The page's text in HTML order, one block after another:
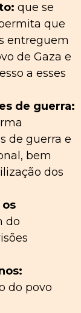
que se
que
entreguem
de Gaza e
a esses
de guerra:
de guerra e
bem
dos
do
do povo